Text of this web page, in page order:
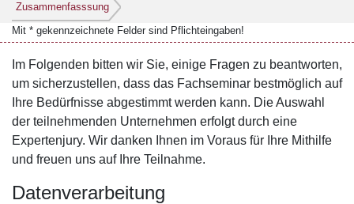
Zusammenfasssung
Mit * gekennzeichnete Felder sind Pflichteingaben!
Im Folgenden bitten wir Sie, einige Fragen zu beantworten,
um sicherzustellen, dass das Fachseminar bestmöglich auf
Ihre Bedürfnisse abgestimmt werden kann. Die Auswahl
der teilnehmenden Unternehmen erfolgt durch eine
Expertenjury. Wir danken Ihnen im Voraus für Ihre Mithilfe
und freuen uns auf Ihre Teilnahme.
Datenverarbeitung